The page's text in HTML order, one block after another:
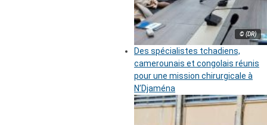
© (DR)
Des spécialistes tchadiens,
camerounais et congolais réunis
pour une mission chirurgicale à
N’Djaména